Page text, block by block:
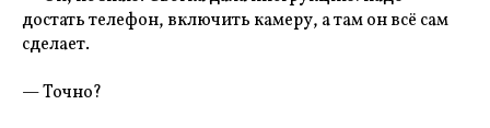
достать телефон, включить камеру, а там он всё сам
сделает.
— Точно?